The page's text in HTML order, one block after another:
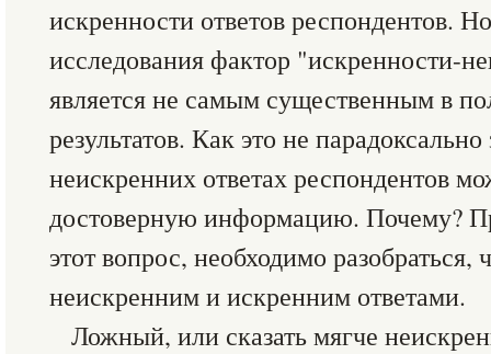
искренности ответов респондентов.
исследования фактор "искренности-
является не самым существенным в
результатов. Как это не
неискренних ответах респондентов
достоверную информацию. Почему?
этот вопрос, необходимо разобраться,
неискренним и искренним ответами.
Ложный, или сказать мягче